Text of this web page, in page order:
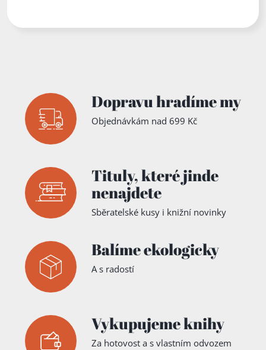
Dopravu hradíme my
Objednávkám nad 699 Kč
Tituly,které jinde
nenajdete
Sběratelské kusy i knižní novinky
Balíme ekologicky
A s radostí
Vykupujeme knihy
Za hotovost a s vlastním odvozem